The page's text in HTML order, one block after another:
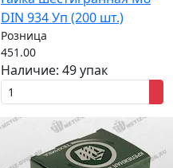
DIN 934 Уп (200 шт.)
Розница
451.00
Наличие: 49 упак